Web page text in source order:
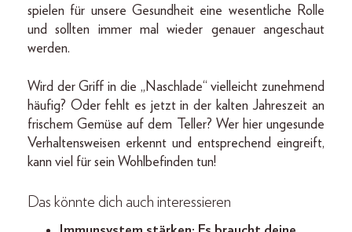
spielen für unsere Gesundheit eine wesentliche Rolle
und sollten immer mal wieder genauer angeschaut
werden.
Wird der Griff in die „Naschlade“ vielleicht zunehmend
häufig? Oder fehlt es jetzt in der kalten Jahreszeit an
frischem Gemüse auf dem Teller? Wer hier ungesunde
Verhaltensweisen erkennt und entsprechend eingreift,
kann viel für sein Wohlbefinden tun!
Das könnte dich auch interessieren